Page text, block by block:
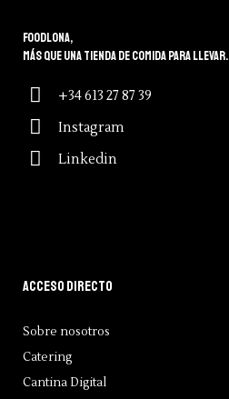
Foodlona,
más que una tienda de comida para llevar.
+34 613 27 87 39
Instagram
Linkedin
Acceso directo
Sobre nosotros
Catering
Cantina Digital